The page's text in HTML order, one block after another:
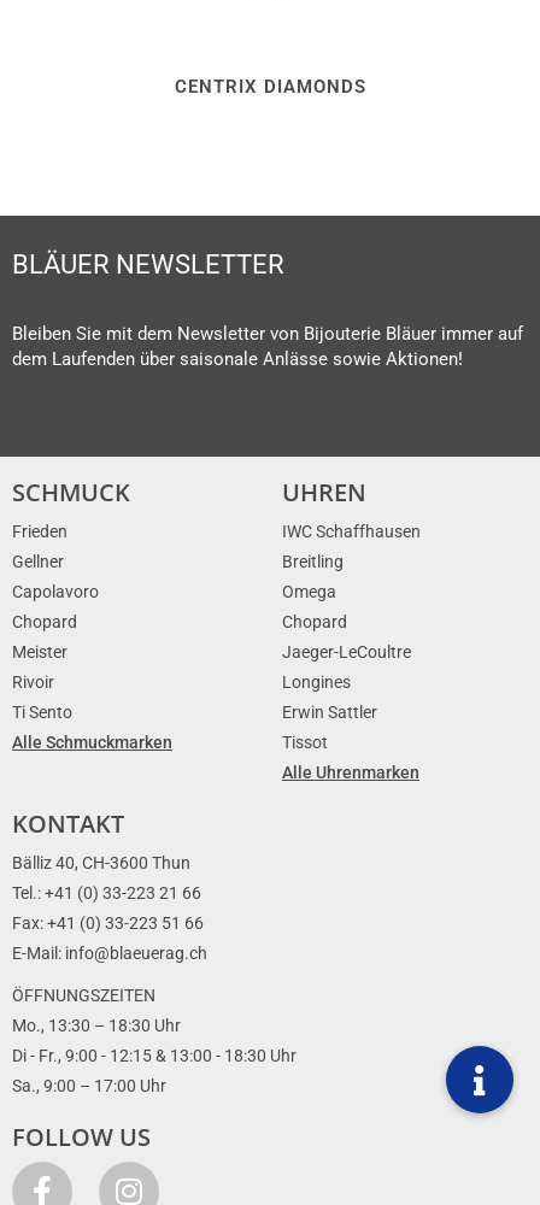
CENTRIX DIAMONDS
BLÄUER NEWSLETTER
Bleiben Sie mit dem Newsletter von Bijouterie Bläuer immer auf
dem Laufenden über saisonale Anlässe sowie Aktionen!
SCHMUCK
Frieden
Gellner
Capolavoro
Chopard
Meister
Rivoir
Ti Sento
Alle Schmuckmarken
UHREN
IWC Schaffhausen
Breitling
Omega
Chopard
Jaeger-LeCoultre
Longines
Erwin Sattler
Tissot
Alle Uhrenmarken
KONTAKT
Bälliz 40, CH-3600 Thun
Tel.: +41 (0) 33-223 21 66
Fax: +41 (0) 33-223 51 66
E-Mail: info@blaeuerag.ch
ÖFFNUNGSZEITEN
Mo., 13:30 – 18:30 Uhr
Di - Fr., 9:00 - 12:15 & 13:00 - 18:30 Uhr
Sa., 9:00 – 17:00 Uhr
FOLLOW US